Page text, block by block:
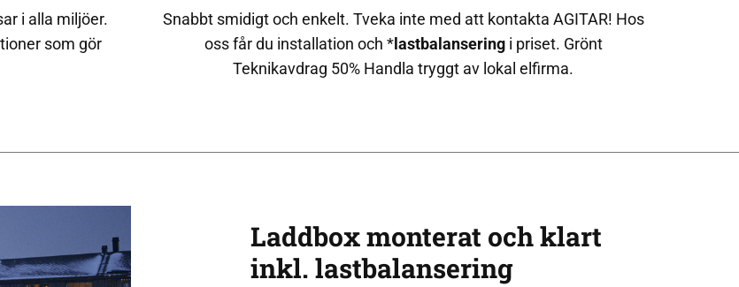
i alla miljöer.
som gör
Snabbt smidigt och enkelt. Tveka inte med att kontakta AGITAR! Hos
oss får du installation och *lastbalanseringi priset. Grönt
Teknikavdrag 50% Handla tryggt av lokal elfirma.
Laddbox monterat och klart
inkl. lastbalansering